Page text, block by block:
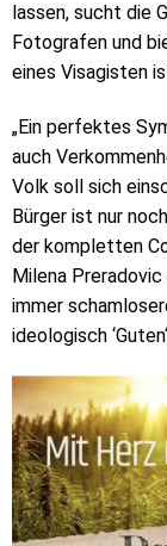
lassen, sucht die
Fotografen und
eines Visagisten
„Ein perfektes
auch
Volk soll sich
Bürger ist nur
der kompletten
Milena
immer
ideologisch